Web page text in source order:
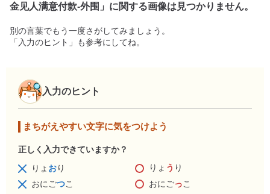
金见人满意付款-外围 」に関する画像は見つかりません。
別の言葉でもう一度さがしてみましょう。
「入力のヒント」も参考にしてね。
入力のヒント
まちがえやすい文字に気をつけよう
正しく入力できていますか？
りょ おり りょ う り
おにごつこ おにごっこ